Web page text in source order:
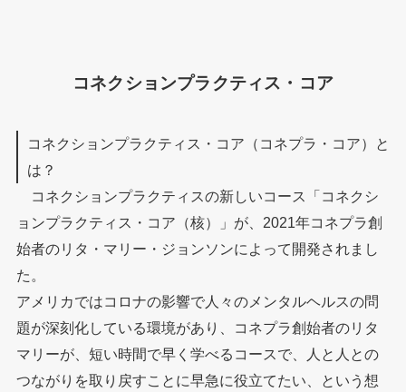
コネクションプラクティス・コア
コネクションプラクティス・コア（コネプラ・コア）と
は？
コネクションプラクティスの新しいコース「コネクシ
ョンプラクティス・コア（核）」が、2021年コネプラ創
始者のリタ・マリー・ジョンソンによって開発されまし
た。
アメリカではコロナの影響で人々のメンタルヘルスの問
題が深刻化している環境があり、コネプラ創始者のリタ
マリーが、短い時間で早く学べるコースで、人と人との
つながりを取り戻すことに早急に役立てたい、という想